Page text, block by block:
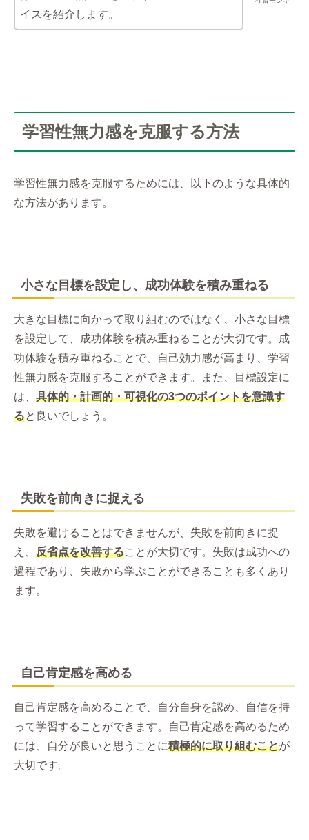
イスを紹介します。
学習性無力感を克服する方法
学習性無力感を克服するためには、以下のような具体的
な方法があります。
小さな目標を設定し、成功体験を積み重ねる
大きな目標に向かって取り組むのではなく、小さな目標
を設定して、成功体験を積み重ねることが大切です。成
功体験を積み重ねることで、自己効力感が高まり、学習
性無力感を克服することができます。また、目標設定に
は、 具体的・計画的・可視化の3つのポイントを意識す
ると良いでしょう。
失敗を前向きに捉える
失敗を避けることはできませんが、失敗を前向きに捉
え、 反省点を改善することが大切です。失敗は成功への
過程であり、失敗から学ぶことができることも多くあり
ます。
自己肯定感を高める
自己肯定感を高めることで、自分自身を認め、自信を持
って学習することができます。自己肯定感を高めるため
には、自分が良いと思うことに積極的に取り組むことが
大切です。